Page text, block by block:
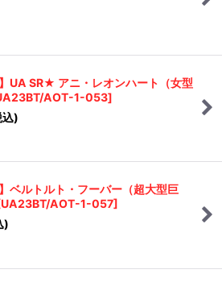
】UA SR★ アニ・レオンハート（女型
AOT-1-053]
込)
】ベルトルト・フーバー（超大型巨
UA23BT/AOT-1-057]
)